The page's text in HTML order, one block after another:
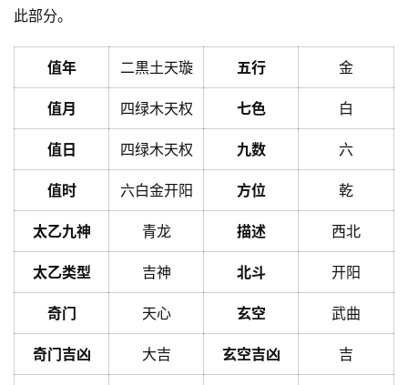
此部分。
值年 二黒土天璇 五行 金
值月 四绿木天权 七色 白
值日 四绿木天权 九数 六
值时 六白金开阳 方位 乾
太乙九神 青龙 描述 西北
太乙类型 吉神 北斗 开阳
奇门 天心 玄空 武曲
奇门吉凶 大吉 玄空吉凶 吉